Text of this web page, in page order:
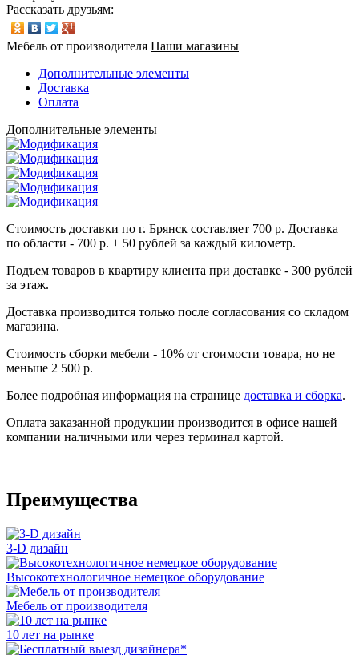
Рассказать друзьям:
Мебель от производителя Наши магазины
Дополнительные элементы
Доставка
Оплата
Дополнительные элементы
Стоимость доставки по г. Брянск составляет 700 р. Доставка
по области - 700 р. + 50 рублей за каждый километр.
Подъем товаров в квартиру клиента при доставке - 300 рублей
за этаж.
Доставка производится только после согласования со складом
магазина.
Стоимость сборки мебели - 10% от стоимости товара, но не
меньше 2 500 р.
Более подробная информация на странице доставка и сборка.
Оплата заказанной продукции производится в офисе нашей
компании наличными или через терминал картой.
Преимущества
3-D дизайн
Высокотехнологичное немецкое оборудование
Мебель от производителя
10 лет на рынке